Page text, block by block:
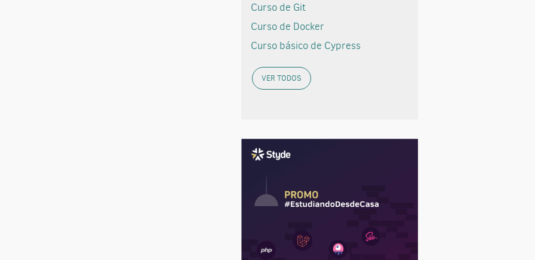
Curso de Git
Curso de Docker
Curso básico de Cypress
VER TODOS